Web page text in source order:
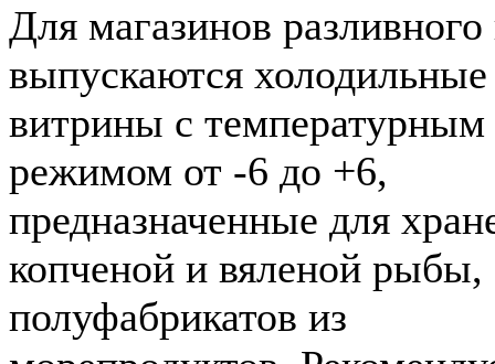
Для магазинов разливного
выпускаются холодильные
витрины с температурным
режимом от -6 до +6,
предназначенные для
копченой и вяленой рыбы,
полуфабрикатов из